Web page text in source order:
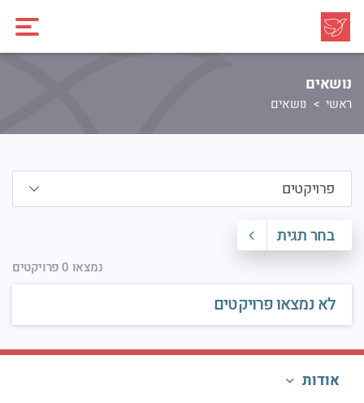
נושאים
ראשי נושאים
בחר תגית
נמצאו 0 פרויקטים
לא נמצאו פרויקטים
אודות